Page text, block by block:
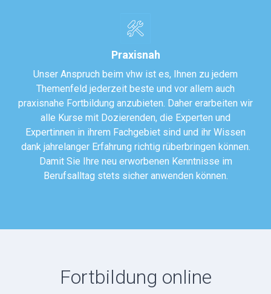
Praxisnah
Unser Anspruch beim vhw ist es, Ihnen zu jedem
Themenfeld jederzeit beste und vor allem auch
praxisnahe Fortbildung anzubieten. Daher erarbeiten wir
alle Kurse mit Dozierenden, die Experten und
Expertinnen in ihrem Fachgebiet sind und ihr Wissen
dank jahrelanger Erfahrung richtig rüberbringen können.
Damit Sie Ihre neu erworbenen Kenntnisse im
Berufsalltag stets sicher anwenden können.
Fortbildung online